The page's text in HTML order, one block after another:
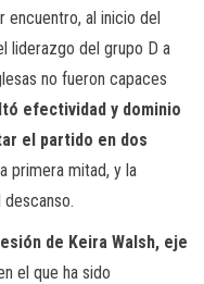
encuentro, al inicio del
liderazgo del grupo D a
no fueron capaces
efectividad y dominio
el partido en dos
primera mitad, y la
de Keira Walsh, eje
el que ha sido